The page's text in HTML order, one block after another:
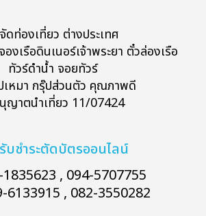
ดท่องเที่ยว ต่างประเทศ
องเรือดินเนอร์เจ้าพระยา ตั๋วล่องเรือ
ทัวร์ดำน้ำ จอยทัวร์
เหมา กรุ๊ปส่วนตัว คุณภาพดี
ญาตนำเที่ยว 11/07424
รับชำระตัดบัตรออนไลน์
, 094-5707755
6133915 , 082-3550282